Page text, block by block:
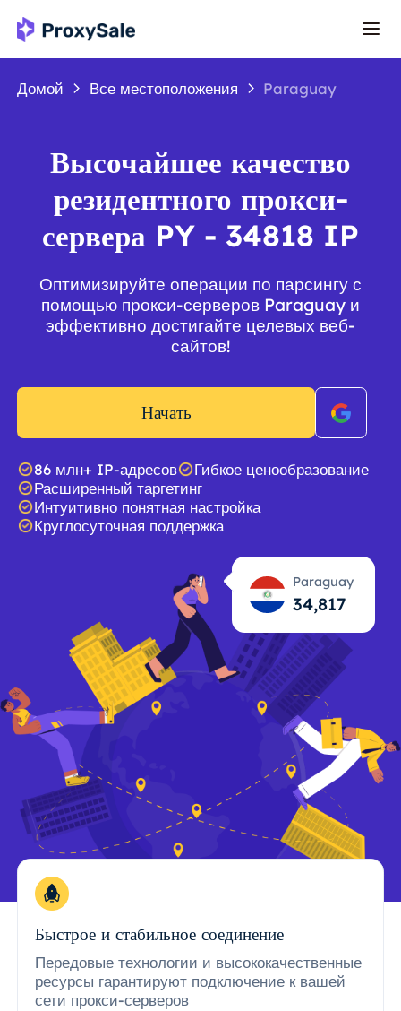
Домой Все местоположения Paraguay
Высочайшее качество
резидентного прокси-
сервера PY - 34818 IP
Оптимизируйте операции по парсингу с
помощью прокси-серверов Paraguay и
эффективно достигайте целевых веб-
сайтов!
Начать
86 млн+ IP-адресов
Гибкое ценообразование
Расширенный таргетинг
Интуитивно понятная настройка
Круглосуточная поддержка
Paraguay
34,818
Быстрое и стабильное соединение
Передовые технологии и высококачественные
ресурсы гарантируют подключение к вашей
сети прокси-серверов